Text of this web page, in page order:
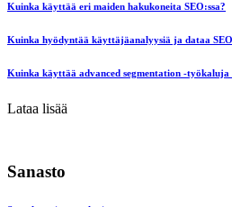
Kuinka käyttää eri maiden hakukoneita SEO:ssa?
Kuinka hyödyntää käyttäjäanalyysiä ja dataa
Kuinka käyttää advanced segmentation -työkaluja
Lataa lisää
Sanasto